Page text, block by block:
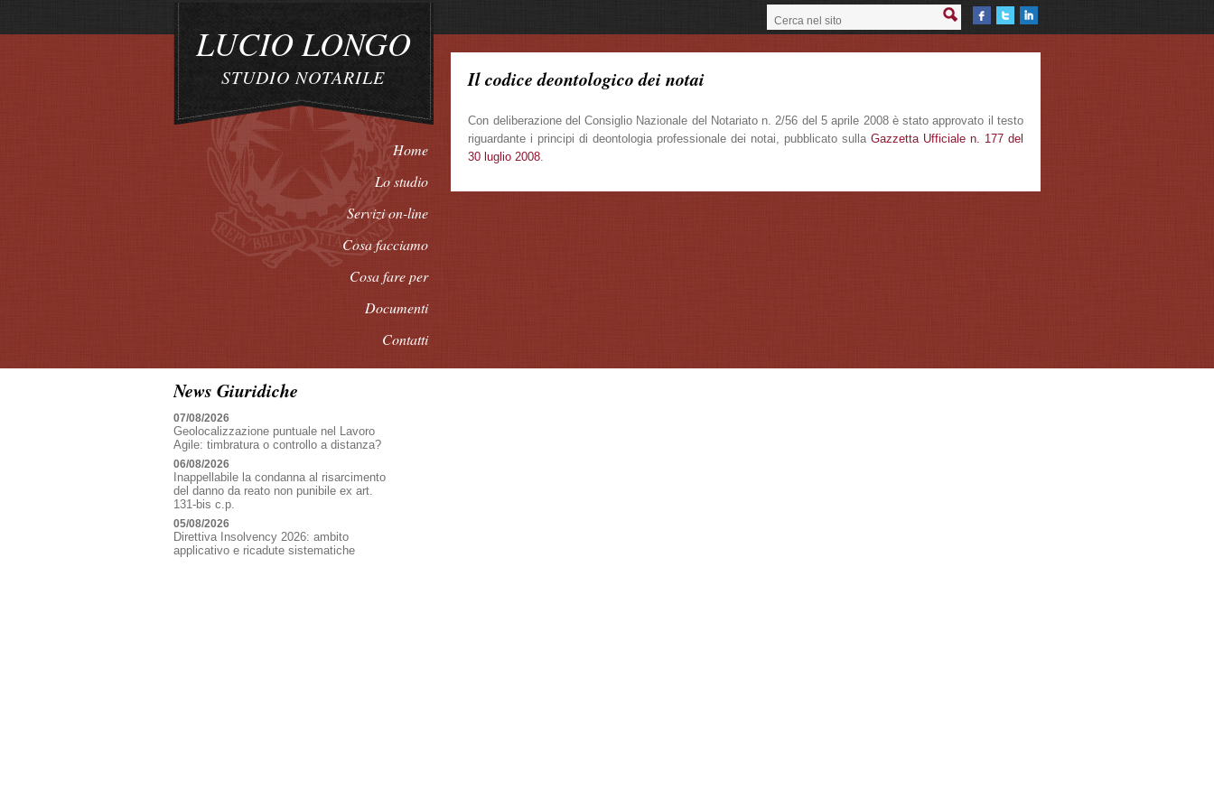
LUCIO LONGO
STUDIO NOTARILE
Home
Lo studio
Servizi on-line
Cosa facciamo
Cosa fare per
Documenti
Contatti
Il codice deontologico dei notai
Con deliberazione del Consiglio Nazionale del Notariato n. 2/56 del 5 aprile 2008 è stato approvato il testo
riguardante i principi di deontologia professionale dei notai, pubblicato sulla Gazzetta Ufficiale n. 177 del
30 luglio 2008.
News Giuridiche
07/08/2026
Geolocalizzazione puntuale nel Lavoro
Agile: timbratura o controllo a distanza?
06/08/2026
Inappellabile la condanna al risarcimento
del danno da reato non punibile ex art.
131-bis c.p.
05/08/2026
Direttiva Insolvency 2026: ambito
applicativo e ricadute sistematiche